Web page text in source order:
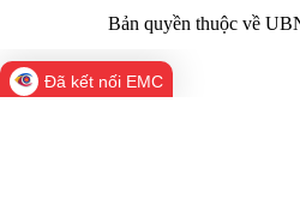
Bản quyền thuộc về
Đã kết nối EMC